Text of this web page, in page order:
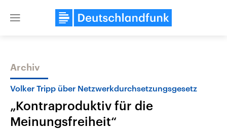
Close
Themen
Archiv
Volker Tripp über Netzwerkdurchsetzungsgesetz
„Kontraproduktiv für die
Meinungsfreiheit“